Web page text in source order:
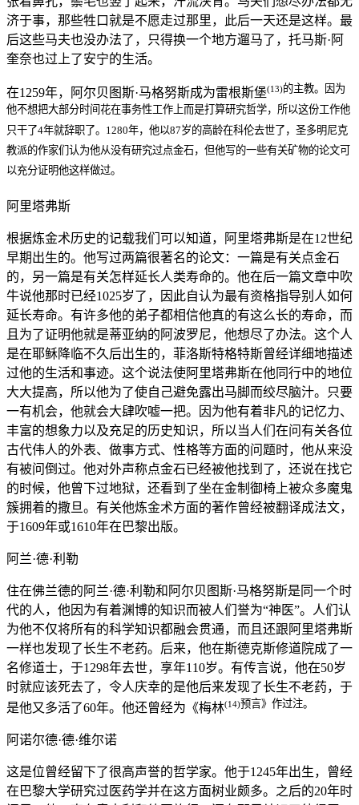
济于事，那些牲口就是不愿走过那里，此后一天还是这样。最
后这些马夫也没办法了，只得换一个地方遛马了，托马斯·阿
奎奈也过上了安宁的生活。
在1259年，阿尔贝图斯·马格努斯成为雷根斯堡(13)的主教。因为
他不想把大部分时间花在事务性工作上而是打算研究哲学，所以这份工作他
只干了4年就辞职了。1280年，他以87岁的高龄在科伦去世了，圣多明尼克
教派的作家们认为他从没有研究过点金石，但他写的一些有关矿物的论文可
以充分证明他这样做过。
阿里塔弗斯
根据炼金术历史的记载我们可以知道，阿里塔弗斯是在12世纪
早期出生的。他写过两篇很著名的论文：一篇是有关点金石
的，另一篇是有关怎样延长人类寿命的。他在后一篇文章中吹
牛说他那时已经1025岁了，因此自认为最有资格指导别人如何
延长寿命。有许多他的弟子都相信他真的有这么长的寿命，而
且为了证明他就是蒂亚纳的阿波罗尼，他想尽了办法。这个人
是在耶稣降临不久后出生的，菲洛斯特格特斯曾经详细地描述
过他的生活和事迹。这个说法使阿里塔弗斯在他同行中的地位
大大提高，所以他为了使自己避免露出马脚而绞尽脑汁。只要
一有机会，他就会大肆吹嘘一把。因为他有着非凡的记忆力、
丰富的想象力以及充足的历史知识，所以当人们在问有关各位
古代伟人的外表、做事方式、性格等方面的问题时，他从来没
有被问倒过。他对外声称点金石已经被他找到了，还说在找它
的时候，他曾下过地狱，还看到了坐在金制御椅上被众多魔鬼
簇拥着的撒旦。有关他炼金术方面的著作曾经被翻译成法文，
于1609年或1610年在巴黎出版。
阿兰·德·利勒
住在佛兰德的阿兰·德·利勒和阿尔贝图斯·马格努斯是同一个时
代的人，他因为有着渊博的知识而被人们誉为“神医”。人们认
为他不仅将所有的科学知识都融会贯通，而且还跟阿里塔弗斯
一样也发现了长生不老药。后来，他在斯德克斯修道院成了一
名修道士，于1298年去世，享年110岁。有传言说，他在50岁
时就应该死去了，令人庆幸的是他后来发现了长生不老药，于
是他又多活了60年。他还曾经为《梅林(14)预言》作过注。
阿诺尔德·德·维尔诺
这是位曾经留下了很高声誉的哲学家。他于1245年出生，曾经
在巴黎大学研究过医药学并在这方面树业颇多。之后的20年时